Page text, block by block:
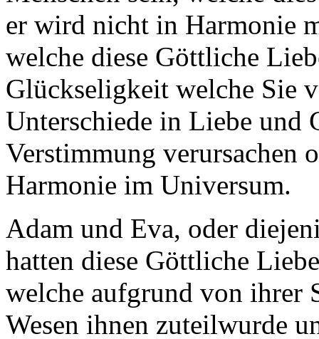
er wird nicht in Harmonie
welche diese Göttliche
Glückseligkeit welche Sie
Unterschiede in Liebe und
Verstimmung verursachen
Harmonie im Universum.
Adam und Eva, oder
hatten diese Göttliche
welche aufgrund von ihrer
Wesen ihnen zuteilwurde